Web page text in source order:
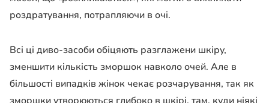
роздратування, потрапляючи в очі.
Всі ці диво-засоби обіцяють разглажени шкіру,
зменшити кількість зморшок навколо очей. Але в
більшості випадків жінок чекає розчарування, так як